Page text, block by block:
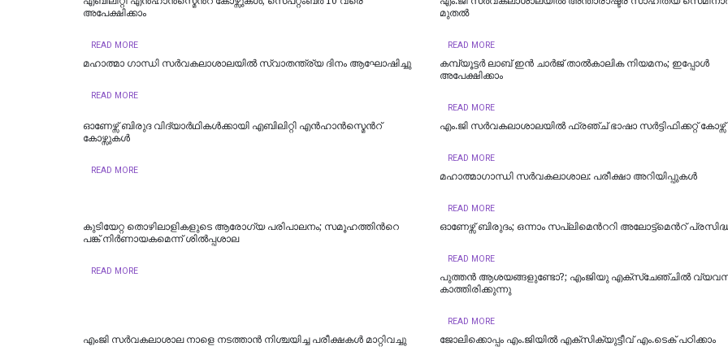
അപേക്ഷിക്കാം
READ MORE
മുതല്‍
READ MORE
മഹാത്മാ ഗാന്ധി സര്‍വകലാശാലയില്‍ സ്വാതന്ത്ര്യ ദിനം ആഘോഷിച്ചു
READ MORE
കമ്പ്യൂട്ടര്‍ ലാബ് ഇന്‍ ചാര്‍ജ് താല്‍കാലിക നിയമനം; ഇപ്പോള്‍
അപേക്ഷിക്കാം
READ MORE
ഓണേഴ്സ് ബിരുദ വിദ്യാര്‍ഥികള്‍ക്കായി എബിലിറ്റി എന്‍ഹാന്‍സ്മെന്‍റ്
കോഴ്സുകള്‍
READ MORE
എം.ജി സര്‍വകലാശാലയില്‍ ഫ്രഞ്ച് ഭാഷാ സര്‍ട്ടിഫിക്കറ്റ് കോഴ്സ്
READ MORE
മഹാത്മാഗാന്ധി സർവകലാശാല: പരീക്ഷാ അറിയിപ്പുകൾ
READ MORE
കുടിയേറ്റ തൊഴിലാളികളുടെ ആരോഗ്യ പരിപാലനം; സമൂഹത്തിന്‍റെ
പങ്ക് നിര്‍ണായകമെന്ന് ശില്‍പ്പശാല
READ MORE
ഓണേഴ്സ് ബിരുദം; ഒന്നാം സപ്ലിമെന്‍ററി അലോട്ട്മെന്‍റ്
READ MORE
പുത്തന്‍ ആശയങ്ങളുണ്ടോ?; എംജിയു എക്സ്ചേഞ്ചില്‍
കാത്തിരിക്കുന്നു
READ MORE
എംജി സർവകലാശാല നാളെ നടത്താൻ നിശ്ചയിച്ച പരീക്ഷകൾ മാറ്റിവച്ചു ജോലിക്കൊപ്പം എം.ജിയില്‍ എക്സിക്യുട്ടീവ് എം.ടെക് പഠിക്കാം